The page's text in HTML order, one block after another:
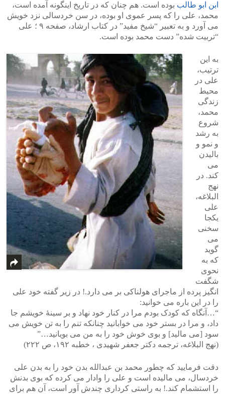
ابن ابو طالب بوده است. هم چنان که در تاریخ اینگونه آمده است،
محمد، علی را که پسر عموی او بوده، در سن خردسالی نزد خویش
می آورد و به تعبیر “شیخ مفید” در کتاب ارشاد، صفحه ۹ ؛ علی
“تربیت شده” دست محمد بوده است.
به این
ترتیب،
علی در
محیط
زندگی
محمد،
شروع
به رشد
و نمو و
بالیدن
می
کند. در
نهج
البلاغه،
علی
یکجا
سخنی
می
گوید
که به
نحوی
شگفت
انگیز پرده از ماجرای هولناکی بر می دارد.! در زیر گفته خود علی
را در این باره می خوانید:
“…آنگاه که کودک بودم مرا در کنار خود نهاد و بر سینۀ خویشم جا
داد، و مرا در بستر خود می خوابانید چنانکه تنم را به تن خویش می
سود [می مالید] و بوی خوش خود را به من می بویانید…”
(نهج البلاغه، ترجمه دکتر جعفر شهیدی ، خطبه ۱۹۲، ص ۲۲۲)
دقت فرمایید که چطور محمد بن عبدالله بدن خود را به بدن علی
خردسال، می مالیده است و علی را وادار می کرده که بوی بدنش
را استشمام کند.! به راستی کرداری چندش آور است، آن هم برای